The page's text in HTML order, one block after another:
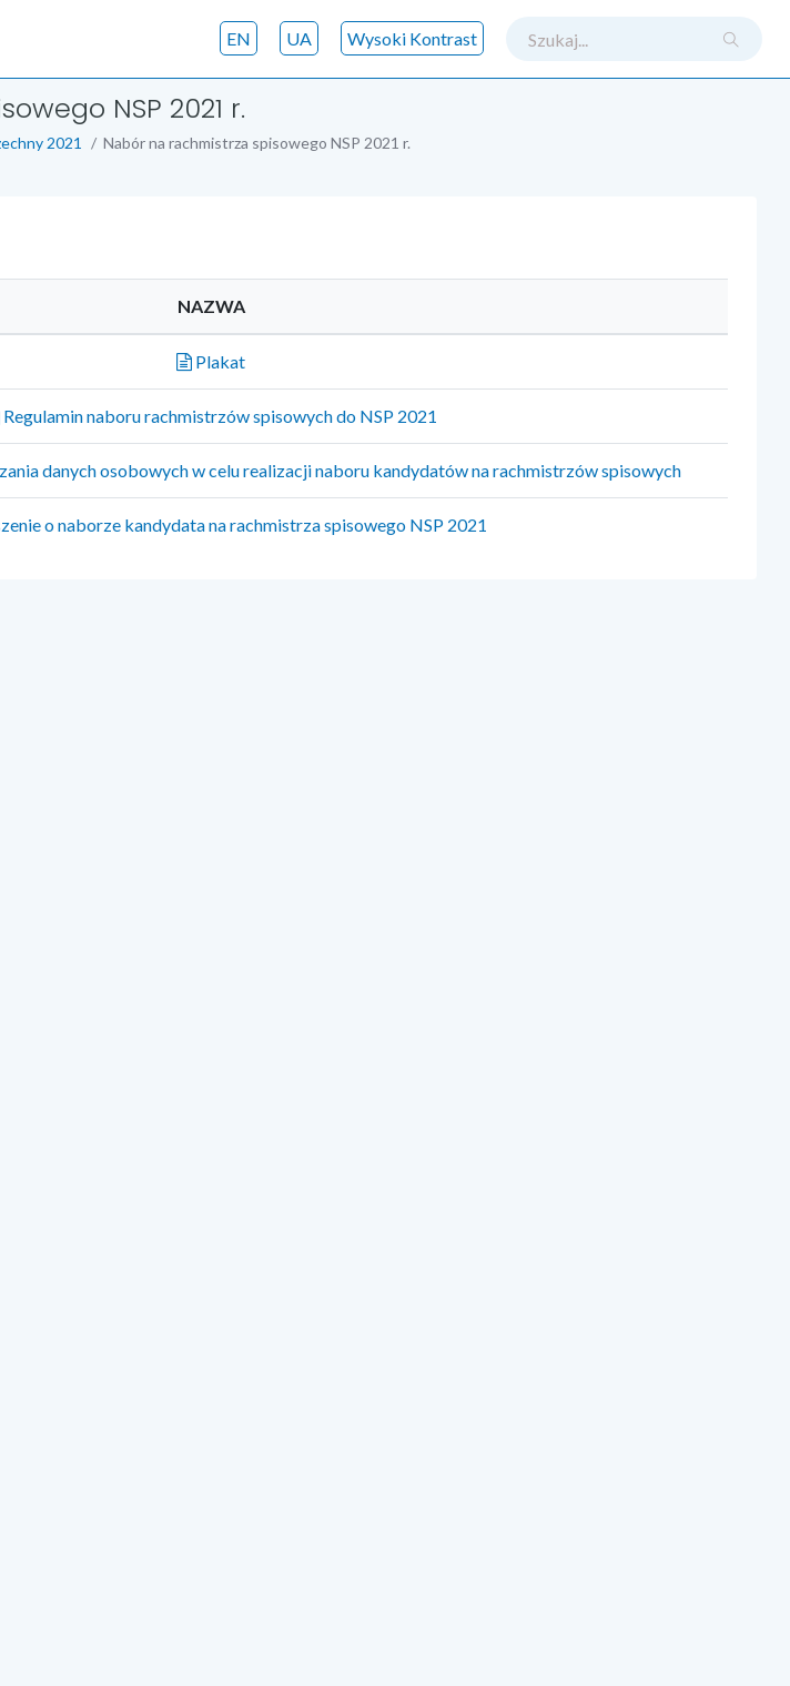
Wysoki Kontrast
UA
EN
NSP 2021 r.
2021 Nabór na rachmistrza spisowego NSP 2021 r.
NAZWA
Plakat
Regulamin naboru rachmistrzów spisowych do NSP 2021
danych osobowych w celu realizacji naboru kandydatów na rachmistrzów spisowych
o naborze kandydata na rachmistrza spisowego NSP 2021